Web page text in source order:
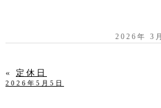
2026年 3
« 定休日
2026年5月5日